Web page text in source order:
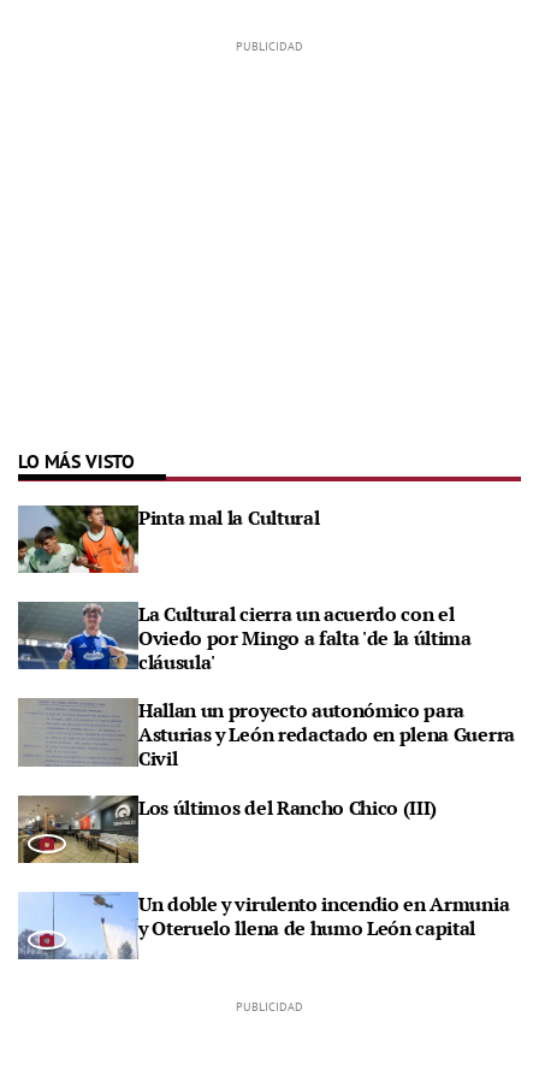
LO MÁS VISTO
Pinta mal la Cultural
La Cultural cierra un acuerdo con el
Oviedo por Mingo a falta 'de la última
cláusula'
Hallan un proyecto autonómico para
Asturias y León redactado en plena Guerra
Civil
Los últimos del Rancho Chico (III)
Un doble y virulento incendio en Armunia
y Oteruelo llena de humo León capital